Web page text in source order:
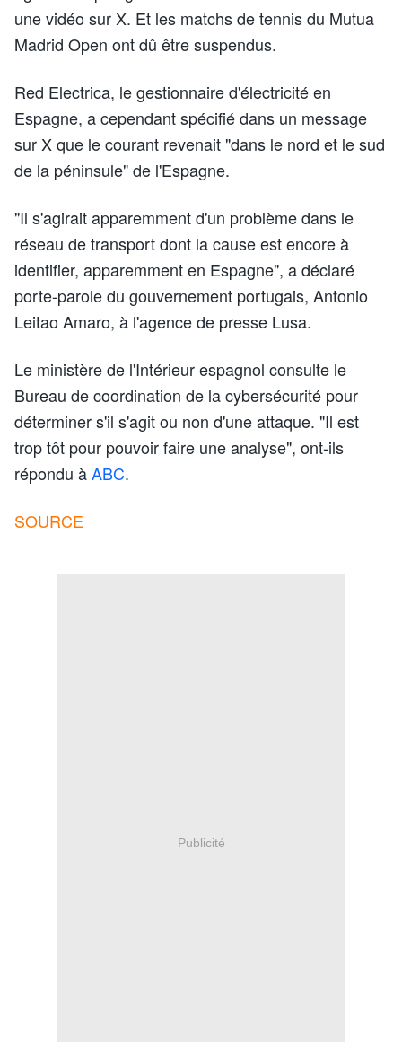
une vidéo sur X. Et les matchs de tennis du Mutua
Madrid Open ont dû être suspendus.
Red Electrica, le gestionnaire d'électricité en
Espagne, a cependant spécifié dans un message
sur X que le courant revenait "dans le nord et le sud
de la péninsule" de l'Espagne.
"Il s'agirait apparemment d'un problème dans le
réseau de transport dont la cause est encore à
identifier, apparemment en Espagne", a déclaré
porte-parole du gouvernement portugais, Antonio
Leitao Amaro, à l'agence de presse Lusa.
Le ministère de l'Intérieur espagnol consulte le
Bureau de coordination de la cybersécurité pour
déterminer s'il s'agit ou non d'une attaque. "Il est
trop tôt pour pouvoir faire une analyse", ont-ils
répondu àABC.
SOURCE
Publicité